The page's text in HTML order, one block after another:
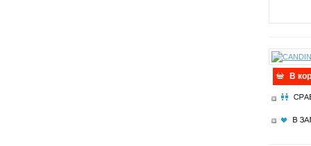
В